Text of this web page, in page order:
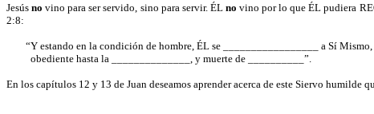
Jesúsno vino para ser servido, sino para servir. ÉL no vino por lo que ÉL pudiera
2:8:
“Y estando en la condición de hombre, ÉL se _________________ a Sí
obediente hasta la ______________, y muerte de __________”.
En los capítulos 12 y 13 de Juan deseamos aprender acerca de este Siervo humilde